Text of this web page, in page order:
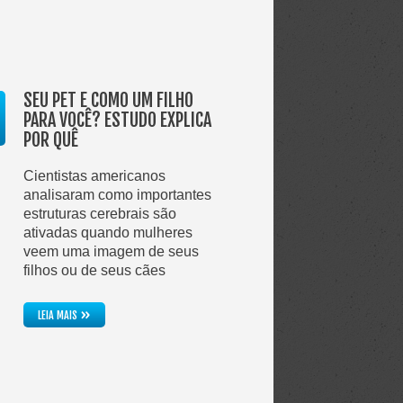
SEU PET É COMO UM FILHO
PARA VOCÊ? ESTUDO EXPLICA
POR QUÊ
Cientistas americanos
analisaram como importantes
estruturas cerebrais são
ativadas quando mulheres
veem uma imagem de seus
filhos ou de seus cães
LEIA MAIS»